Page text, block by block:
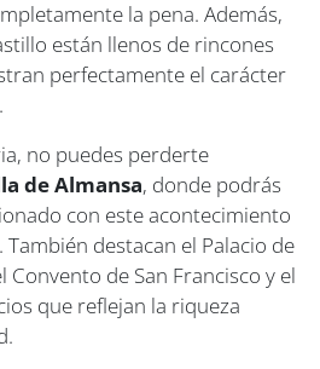
la pena. Además,
están llenos de rincones
perfectamente el carácter
no puedes perderte
de Almansa, donde podrás
con este acontecimiento
También destacan el Palacio de
Convento de San Francisco y el
que reflejan la riqueza